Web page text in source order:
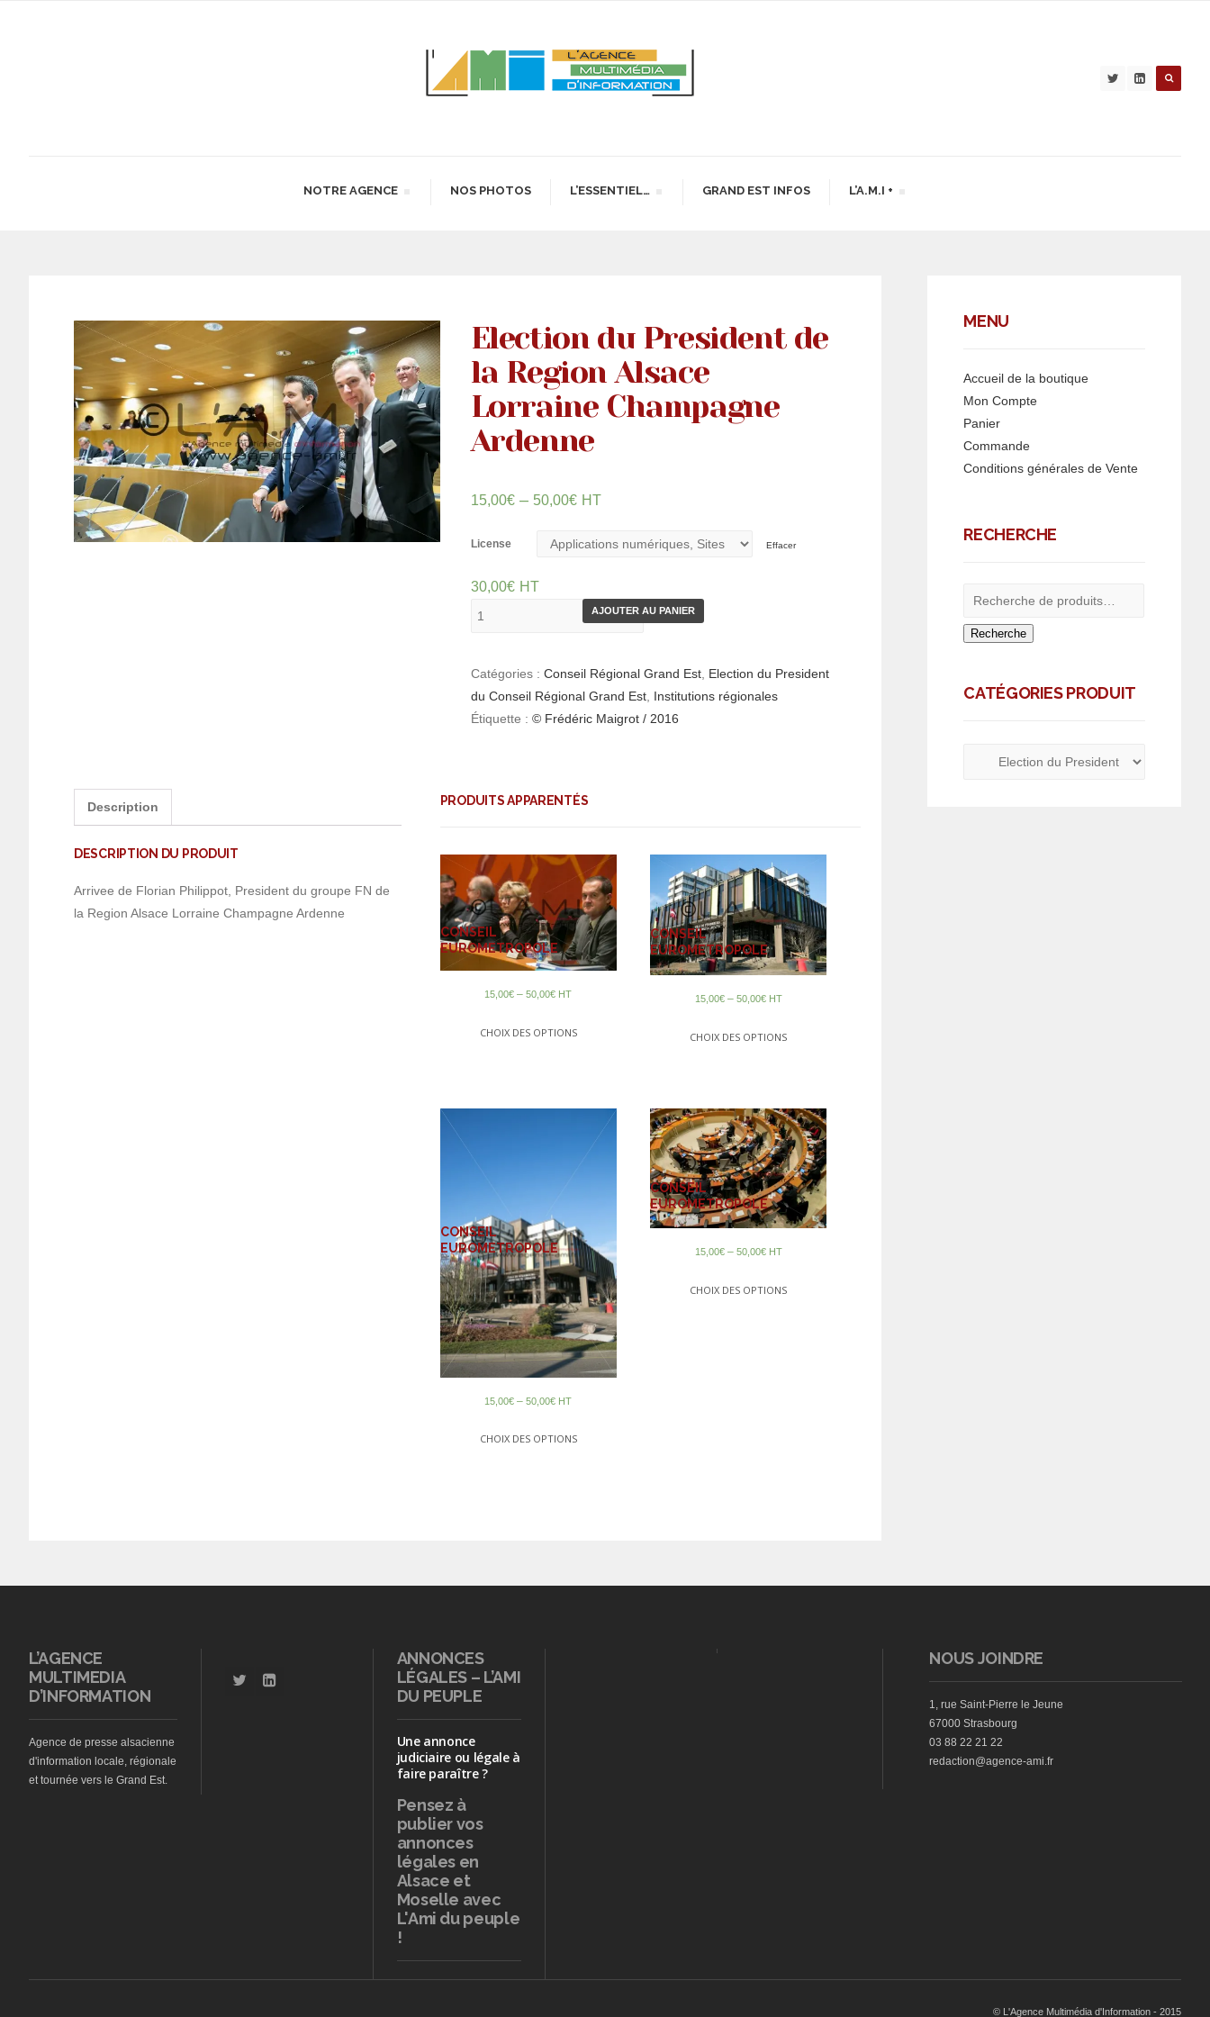
NOTRE AGENCE NOS PHOTOS L’ESSENTIEL… GRAND EST INFOS L’A.M.I +
Election du President de
la Region Alsace
Lorraine Champagne
Ardenne
15,00€– 50,00€ HT
License Effacer
30,00€ HT
AJOUTER AU PANIER
Catégories : Conseil Régional Grand Est, Election du President
du Conseil Régional Grand Est, Institutions régionales
Étiquette : © Frédéric Maigrot / 2016
Description
DESCRIPTION DU PRODUIT
Arrivee de Florian Philippot, President du groupe FN de
la Region Alsace Lorraine Champagne Ardenne
PRODUITS APPARENTÉS
CONSEIL
EUROMETROPOLE
15,00€ –50,00€ HT
CHOIX DES OPTIONS
CONSEIL
EUROMETROPOLE
15,00€– 50,00€ HT
CHOIX DES OPTIONS
CONSEIL
EUROMETROPOLE
15,00€ –50,00€ HT
CHOIX DES OPTIONS
CONSEIL
EUROMETROPOLE
15,00€– 50,00€ HT
CHOIX DES OPTIONS
MENU
Accueil de la boutique
Mon Compte
Panier
Commande
Conditions générales de Vente
RECHERCHE
Recherche
CATÉGORIES PRODUIT
L’AGENCE
MULTIMEDIA
D’INFORMATION
Agence de presse alsacienne
d'information locale, régionale
et tournée vers le Grand Est.
ANNONCES
LÉGALES – L’AMI
DU PEUPLE
Une annonce
judiciaire ou légale à
faire paraître ?
Pensez à
publiervos
annonces
légales en
Alsace et
Moselle avec
L'Ami du peuple
!
NOUS JOINDRE
1, rue Saint-Pierre le Jeune
67000 Strasbourg
03 88 22 21 22
redaction@agence-ami.fr
© L'Agence Multimédia d'Information - 2015